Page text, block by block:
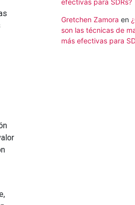
efectivas para SDRs?
Gretchen Zamora en
son las técnicas de
más efectivas para